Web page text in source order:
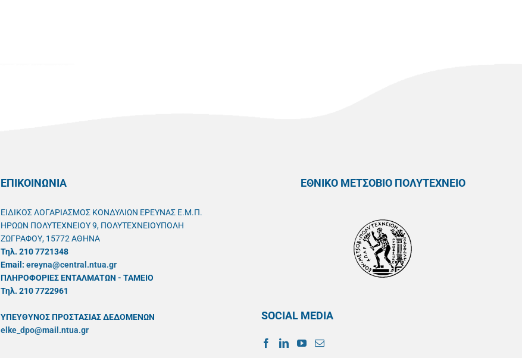
ΕΠΙΚΟΙΝΩΝΙΑ
ΕΙΔΙΚΟΣ ΛΟΓΑΡΙΑΣΜΟΣ ΚΟΝΔΥΛΙΩΝ ΕΡΕΥΝΑΣ Ε.Μ.Π.
ΗΡΩΩΝ ΠΟΛΥΤΕΧΝΕΙΟΥ 9, ΠΟΛΥΤΕΧΝΕΙΟΥΠΟΛΗ
ΖΩΓΡΑΦΟΥ, 15772 ΑΘΗΝΑ
Τηλ. 210 7721348
Email: ereyna@central.ntua.gr
ΠΛΗΡΟΦΟΡΙΕΣ ΕΝΤΑΛΜΑΤΩΝ - ΤΑΜΕΙΟ
Τηλ. 210 7722961
ΥΠΕΥΘYΝΟΣ ΠΡΟΣΤΑΣΙΑΣ ΔΕΔΟΜΕΝΩΝ
elke_dpo@mail.ntua.gr
ΕΘΝΙΚΟ ΜΕΤΣΟΒΙΟ ΠΟΛΥΤΕΧΝΕΙΟ
SOCIAL MEDIA